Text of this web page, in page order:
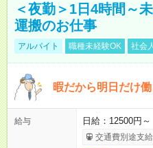
＜夜勤＞1日4時間～
運搬のお仕事
アルバイト 職種未経験OK 社会
暇だから明日だけ
給与 日給：12500円
交通費別途支